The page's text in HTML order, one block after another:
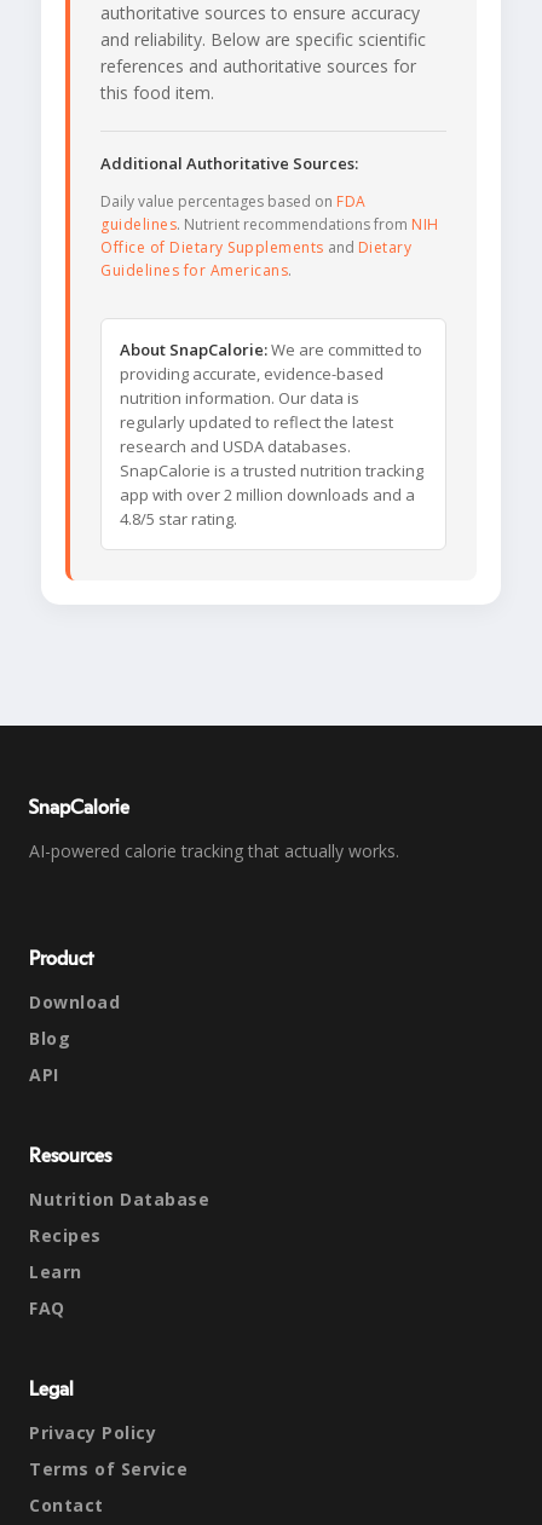
authoritative sources to ensure accuracy
and reliability. Below are specific scientific
references and authoritative sources for
this food item.
Additional Authoritative Sources:
Daily value percentages based on FDA
guidelines. Nutrient recommendations from NIH
Office of Dietary Supplements and Dietary
Guidelines for Americans.
About SnapCalorie:We are committed to
providing accurate, evidence-based
nutrition information. Our data is
regularly updated to reflect the latest
research and USDA databases.
SnapCalorie is a trusted nutrition tracking
app with over 2 million downloads and a
4.8/5 star rating.
SnapCalorie
AI-powered calorie tracking that actually works.
Product
Download
Blog
API
Resources
Nutrition Database
Recipes
Learn
FAQ
Legal
Privacy Policy
Terms of Service
Contact